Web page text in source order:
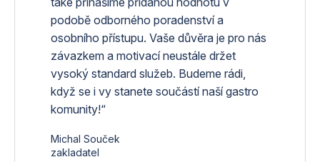
podobě odborného poradenství a
osobního přístupu. Vaše důvěra je pro nás
závazkem a motivací neustále držet
vysoký standard služeb. Budeme rádi,
když se i vy stanete součástí naší gastro
komunity!“
Michal Souček
zakladatel